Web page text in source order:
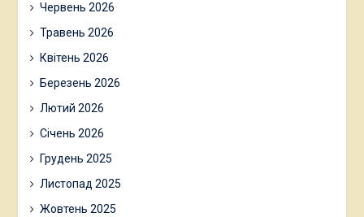
Червень 2026
Травень 2026
Квітень 2026
Березень 2026
Лютий 2026
Січень 2026
Грудень 2025
Листопад 2025
Жовтень 2025